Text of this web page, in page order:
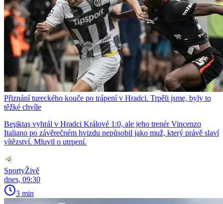
Přiznání tureckého kouče po trápení v Hradci. Trpěli jsme, byly to
těžké chvíle
Beşiktaş vyhrál v Hradci Králové 1:0, ale jeho trenér Vincenzo
Italiano po závěrečném hvizdu nepůsobil jako muž, který právě slaví
vítězství. Mluvil o utrpení.
SportyŽivě
dnes, 09:30
3 min